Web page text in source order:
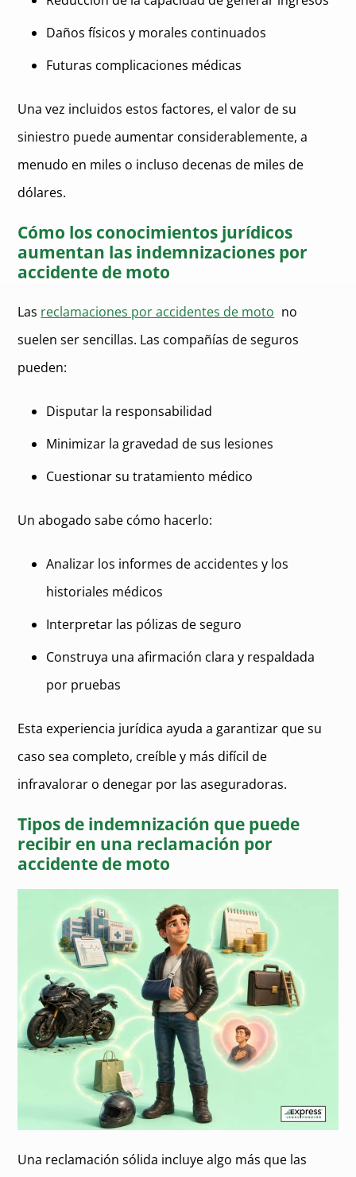
Daños físicos y morales continuados
Futuras complicaciones médicas
Una vez incluidos estos factores, el valor de su
siniestro puede aumentar considerablemente, a
menudo en miles o incluso decenas de miles de
dólares.
Cómo los conocimientos jurídicos
aumentan las indemnizaciones por
accidente de moto
Las reclamaciones por accidentes de moto no
suelen ser sencillas. Las compañías de seguros
pueden:
Disputar la responsabilidad
Minimizar la gravedad de sus lesiones
Cuestionar su tratamiento médico
Un abogado sabe cómo hacerlo:
Analizar los informes de accidentes y los
historiales médicos
Interpretar las pólizas de seguro
Construya una afirmación clara y respaldada
por pruebas
Esta experiencia jurídica ayuda a garantizar que su
caso sea completo, creíble y más difícil de
infravalorar o denegar por las aseguradoras.
Tipos de indemnización que puede
recibir en una reclamación por
accidente de moto
Una reclamación sólida incluye algo más que las